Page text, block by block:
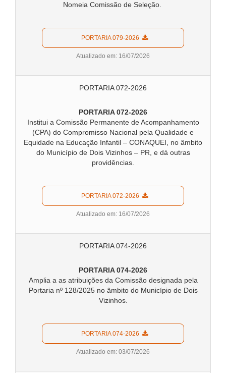
Nomeia Comissão de Seleção.
  PORTARIA 079-2026
Atualizado em: 16/07/2026
PORTARIA 072-2026
PORTARIA 072-2026
Institui a Comissão Permanente de Acompanhamento
(CPA) do Compromisso Nacional pela Qualidade e
Equidade na Educação Infantil – CONAQUEI, no âmbito
do Município de Dois Vizinhos – PR, e dá outras
providências.
  PORTARIA 072-2026
Atualizado em: 16/07/2026
PORTARIA 074-2026
PORTARIA 074-2026
Amplia a as atribuições da Comissão designada pela
Portaria nº 128/2025 no âmbito do Município de Dois
Vizinhos.
  PORTARIA 074-2026
Atualizado em: 03/07/2026